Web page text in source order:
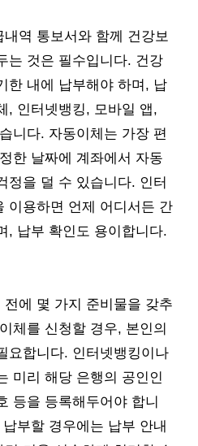
역 통보서와 함께 건강보
는 것은 필수입니다. 건강
한 내에 납부해야 하며, 납
, 인터넷뱅킹, 모바일 앱,
니다. 자동이체는 가장 편
한 날짜에 계좌에서 자동
정을 덜 수 있습니다. 인터
이용하면 언제 어디서든 간
, 납부 확인도 용이합니다.
에 몇 가지 준비물을 갖추
체를 신청할 경우, 본인의
요합니다. 인터넷뱅킹이나
미리 해당 은행의 공인인
등을 등록해두어야 합니
부할 경우에는 납부 안내